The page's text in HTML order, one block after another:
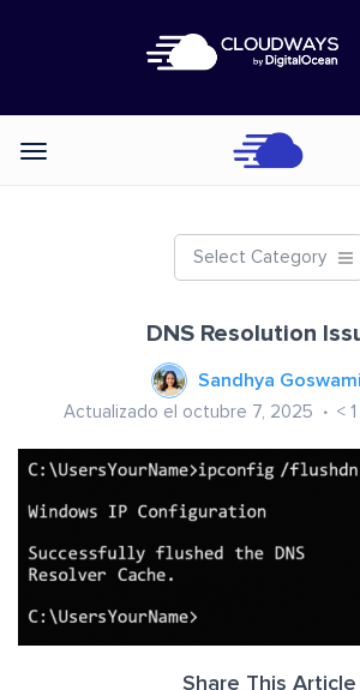
Categories
Select Category
DNS Resolution
Sandhya Goswami
Actualizado el octubre 7, 2025 < 1
Share This Article